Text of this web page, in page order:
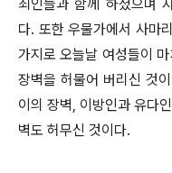
죄인들과 함께 하셨으며
다. 또한 우물가에서 사마
가지로 오늘날 여성들이
장벽을 허물어 버리신 것
이의 장벽, 이방인과 유다
벽도 허무신 것이다.